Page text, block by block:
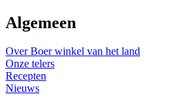
Algemeen
Over Boer winkel van het land
Onze telers
Recepten
Nieuws